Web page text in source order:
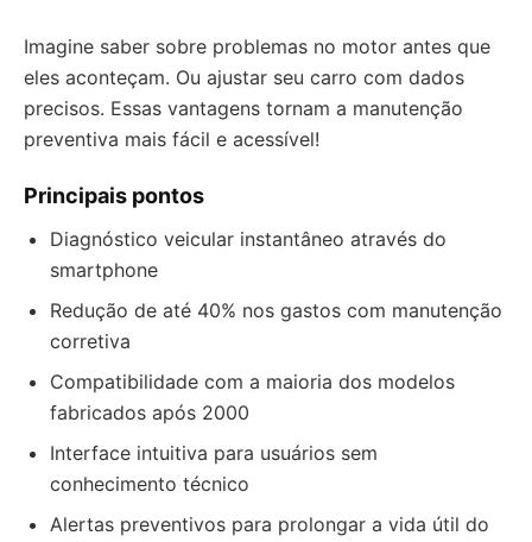
Imagine saber sobre problemas no motor antes que
eles aconteçam. Ou ajustar seu carro com dados
precisos. Essas vantagens tornam a manutenção
preventiva mais fácil e acessível!
Principais pontos
Diagnóstico veicular instantâneo através do
smartphone
Redução de até 40% nos gastos com manutenção
corretiva
Compatibilidade com a maioria dos modelos
fabricados após 2000
Interface intuitiva para usuários sem
conhecimento técnico
Alertas preventivos para prolongar a vida útil do